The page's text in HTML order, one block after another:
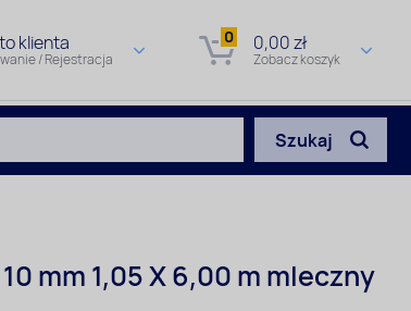
klienta
/ Rejestracja
0,00 zł
Zobacz koszyk
0
Szukaj
mm 1,05 X 6,00 m mleczny